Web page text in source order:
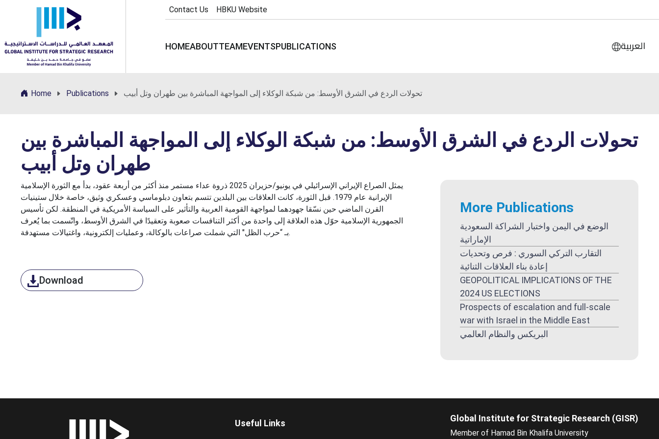
Contact Us HBKU Website
HOMEABOUTTEAMEVENTSPUBLICATIONS العربية
Home Publications تحولات الردع في الشرق الأوسط: من شبكة الوكلاء إلى المواجهة المباشرة بين طهران وتل أبيب
تحولات الردع في الشرق الأوسط: من شبكة الوكلاء إلى المواجهة المباشرة بين
طهران وتل أبيب
يمثل الصراع الإيراني الإسرائيلي في يونيو/حزيران 2025 ذروة عداء مستمر منذ أكثر من أربعة عقود، بدأ مع الثورة الإسلامية
الإيرانية عام 1979. قبل الثورة، كانت العلاقات بين البلدين تتسم بتعاون دبلوماسي وعسكري وثيق، خاصة خلال ستينيات
القرن الماضي حين نسّقا جهودهما لمواجهة القومية العربية والتأثير على السياسة الأمريكية في المنطقة. لكن تأسيس
الجمهورية الإسلامية حوّل هذه العلاقة إلى واحدة من أكثر التنافسات صعوبة وتعقيدًا في الشرق الأوسط، واتّسمت بما يُعرف
بـ “حرب الظل" التي شملت صراعات بالوكالة، وعمليات إلكترونية، واغتيالات مستهدفة.
Download
More Publications
الوضع في اليمن واختبار الشراكة السعودية
الإماراتية
التقارب التركي السوري : فرص وتحديات
إعادة بناء العلاقات الثنائية
GEOPOLITICAL IMPLICATIONS OF THE
2024 US ELECTIONS
Prospects of escalation and full-scale
war with Israel in the Middle East
البريكس والنظام العالمي
Useful Links Global Institute for Strategic Research (GISR)
Member of Hamad Bin Khalifa University